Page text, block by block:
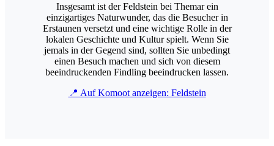
Insgesamt ist der Feldstein bei Themar ein
einzigartiges Naturwunder, das die Besucher in
Erstaunen versetzt und eine wichtige Rolle in der
lokalen Geschichte und Kultur spielt. Wenn Sie
jemals in der Gegend sind, sollten Sie unbedingt
einen Besuch machen und sich von diesem
beeindruckenden Findling beeindrucken lassen.
📍 Auf Komoot anzeigen: Feldstein